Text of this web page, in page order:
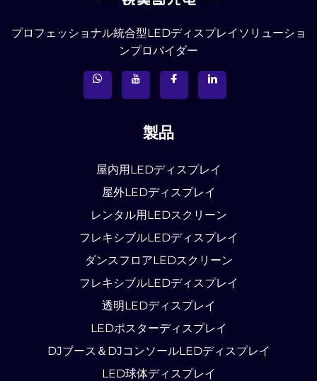
プロフェッショナル統合型LEDディスプレイソリューショ
ンプロバイダー
製品
屋内用LEDディスプレイ
屋外LEDディスプレイ
レンタル用LEDスクリーン
フレキシブルLEDディスプレイ
ダンスフロアLEDスクリーン
フレキシブルLEDディスプレイ
透明LEDディスプレイ
LEDポスターディスプレイ
DJブース＆DJコンソールLEDディスプレイ
LED球体ディスプレイ